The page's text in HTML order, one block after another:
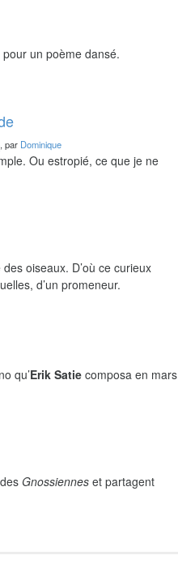
un poème dansé.
, par Dominique
Ou estropié, ce que je ne
oiseaux. D’où ce curieux
d’un promeneur.
qu’Erik Satie composa en mars
Gnossiennes et partagent